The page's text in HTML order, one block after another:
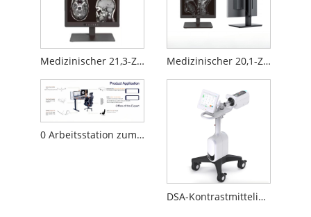
Medizinischer 21,3-Zoll-3MP-Diagnosemonitor Medizinischer 20,1-Zoll-2MP-Diagnosemonitor
0 Arbeitsstation zum Lesen medizinischer Schwerkraftbilder
DSA-Kontrastmittelinjektor